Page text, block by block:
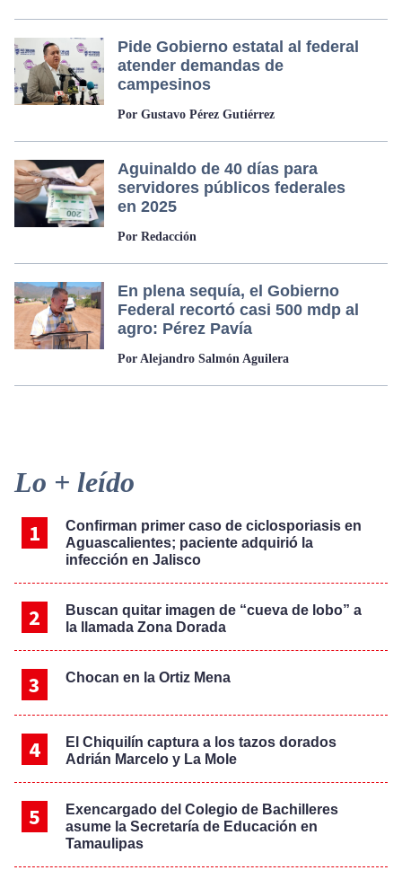
Pide Gobierno estatal al federal
atender demandas de
campesinos
Por Gustavo Pérez Gutiérrez
Aguinaldo de 40 días para
servidores públicos federales
en 2025
Por Redacción
En plena sequía, el Gobierno
Federal recortó casi 500 mdp al
agro: Pérez Pavía
Por Alejandro Salmón Aguilera
Primary
Sidebar
Lo + leído
Confirman primer caso de ciclosporiasis en
Aguascalientes; paciente adquirió la
infección en Jalisco
Buscan quitar imagen de “cueva de lobo” a
la llamada Zona Dorada
Chocan en la Ortiz Mena
El Chiquilín captura a los tazos dorados
Adrián Marcelo y La Mole
Exencargado del Colegio de Bachilleres
asume la Secretaría de Educación en
Tamaulipas